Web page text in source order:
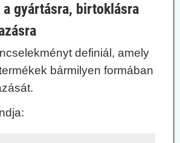
gyártásra, birtoklásra
definiál, amely
bármilyen formában